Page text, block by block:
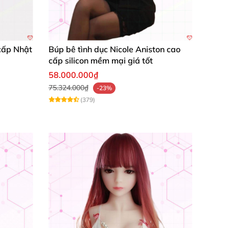
Nhật
Búp bê tình dục Nicole Aniston cao
cấp silicon mềm mại giá tốt
58.000.000₫
75.324.000₫
-23%
(379)